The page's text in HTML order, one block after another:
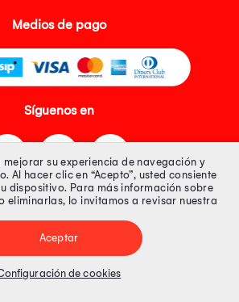
Medios de pago
Síguenos en
100% Segura
R.U.C. Nº 20493020618. Todos los derechos
en www.oechsle.pe. Precios online publicados
mejorar su experiencia de navegación y
Al hacer clic en “Acepto”, usted consiente
dispositivo. Para más información sobre
eliminarlas, lo invitamos a revisar nuestra
Aceptar
de cookies